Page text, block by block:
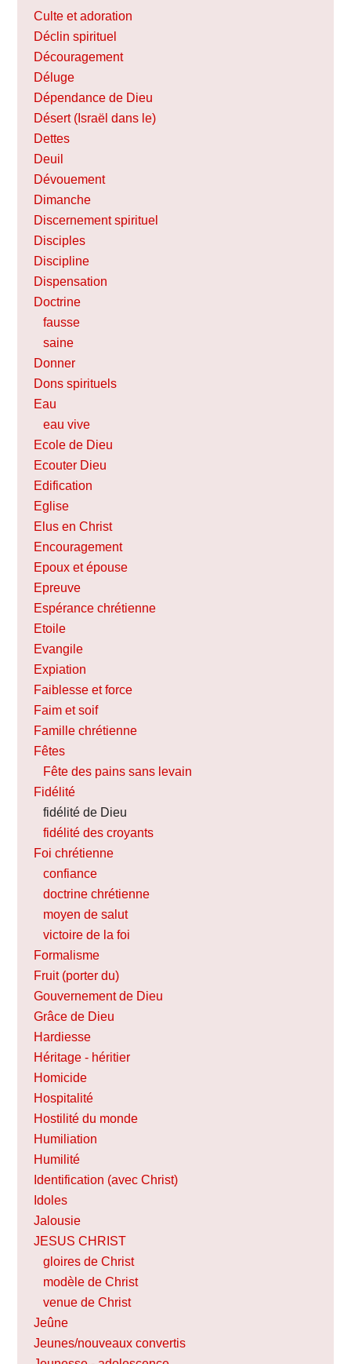
Culte et adoration
Déclin spirituel
Découragement
Déluge
Dépendance de Dieu
Désert (Israël dans le)
Dettes
Deuil
Dévouement
Dimanche
Discernement spirituel
Disciples
Discipline
Dispensation
Doctrine
fausse
saine
Donner
Dons spirituels
Eau
eau vive
Ecole de Dieu
Ecouter Dieu
Edification
Eglise
Elus en Christ
Encouragement
Epoux et épouse
Epreuve
Espérance chrétienne
Etoile
Evangile
Expiation
Faiblesse et force
Faim et soif
Famille chrétienne
Fêtes
Fête des pains sans levain
Fidélité
fidélité de Dieu
fidélité des croyants
Foi chrétienne
confiance
doctrine chrétienne
moyen de salut
victoire de la foi
Formalisme
Fruit (porter du)
Gouvernement de Dieu
Grâce de Dieu
Hardiesse
Héritage - héritier
Homicide
Hospitalité
Hostilité du monde
Humiliation
Humilité
Identification (avec Christ)
Idoles
Jalousie
JESUS CHRIST
gloires de Christ
modèle de Christ
venue de Christ
Jeûne
Jeunes/nouveaux convertis